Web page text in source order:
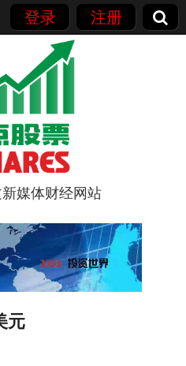
登录 注册
媒体财经网站
元